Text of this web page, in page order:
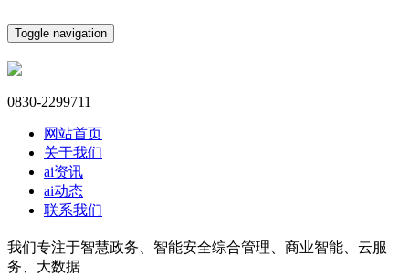
Toggle navigation
0830-2299711
网站首页
关于我们
ai资讯
ai动态
联系我们
我们专注于智慧政务、智能安全综合管理、商业智能、云服
务、大数据